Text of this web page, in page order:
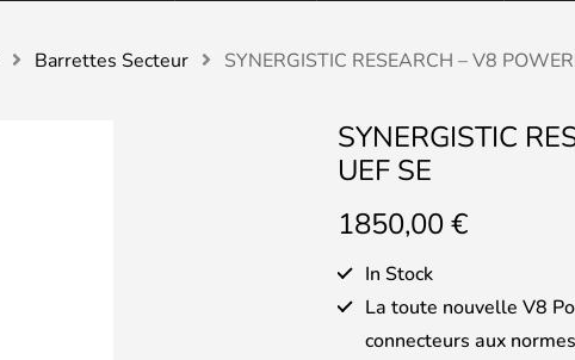
Barrettes Secteur SYNERGISTIC RESEARCH – V8
SYNERGISTIC
UEF SE
1850,00€
In Stock
La toute nouvelle V8
connecteurs aux